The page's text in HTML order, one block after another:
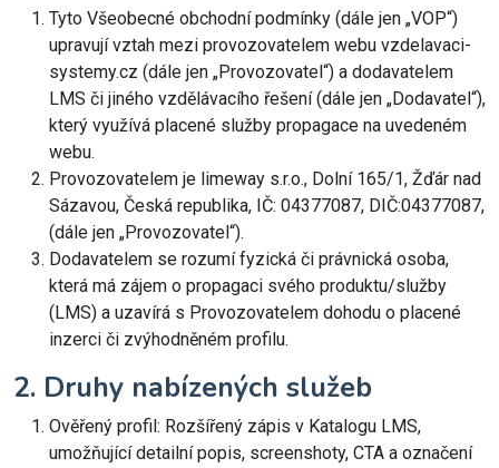
Tyto Všeobecné obchodní podmínky (dále jen „VOP“)
upravují vztah mezi provozovatelem webu vzdelavaci-
systemy.cz (dále jen „Provozovatel“) a dodavatelem
LMS či jiného vzdělávacího řešení (dále jen „Dodavatel“),
který využívá placené služby propagace na uvedeném
webu.
Provozovatelem je limeway s.r.o., Dolní 165/1, Žďár nad
Sázavou, Česká republika, IČ: 04377087, DIČ:04377087,
(dále jen „Provozovatel“).
Dodavatelem se rozumí fyzická či právnická osoba,
která má zájem o propagaci svého produktu/služby
(LMS) a uzavírá s Provozovatelem dohodu o placené
inzerci či zvýhodněném profilu.
2. Druhy nabízených služeb
Ověřený profil: Rozšířený zápis v Katalogu LMS,
umožňující detailní popis, screenshoty, CTA a označení